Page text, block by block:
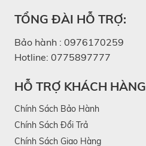
TỔNG ĐÀI HỖ TRỢ:
Bảo hành : 0976170259
Hotline: 0775897777
HỖ TRỢ KHÁCH HÀNG
Chính Sách Bảo Hành
Chính Sách Đổi Trả
Chính Sách Giao Hàng